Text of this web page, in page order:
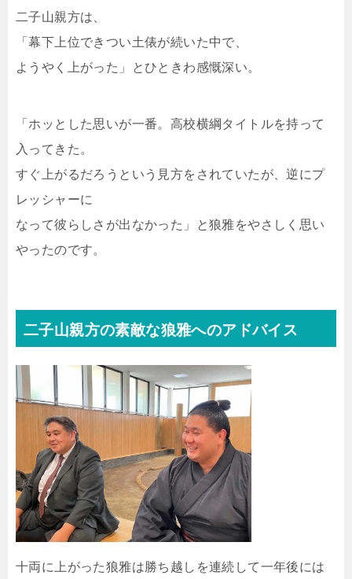
二子山親方は、
「幕下上位できつい土俵が続いた中で、
ようやく上がった」とひときわ感慨深い。
「ホッとした思いが一番。高校横綱タイトルを持って
入ってきた。
すぐ上がるだろうという見方をされていたが、逆にプ
レッシャーに
なって彼らしさが出なかった」と狼雅をやさしく思い
やったのです。
二子山親方の素敵な狼雅へのアドバイス
十両に上がった狼雅は勝ち越しを連続して一年後には